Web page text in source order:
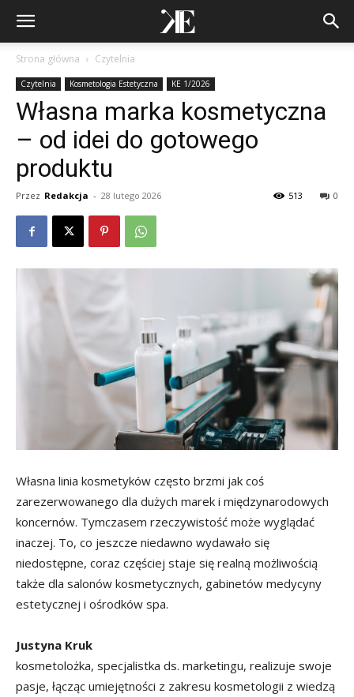
Strona główna Czytelnia
Czytelnia Kosmetologia Estetyczna KE 1/2026
Własna marka kosmetyczna
– od idei do gotowego
produktu
Przez Redakcja - 28 lutego 2026 0
513
Własna linia kosmetyków często brzmi jak coś
zarezerwowanego dla dużych marek i międzynarodowych
koncernów. Tymczasem rzeczywistość może wyglądać
inaczej. To, co jeszcze niedawno wydawało się
niedostępne, coraz częściej staje się realną możliwością
także dla salonów kosmetycznych, gabinetów medycyny
estetycznej i ośrodków spa.
Justyna Kruk
kosmetolożka, specjalistka ds. marketingu, realizuje swoje
pasje, łącząc umiejętności z zakresu kosmetologii z wiedzą